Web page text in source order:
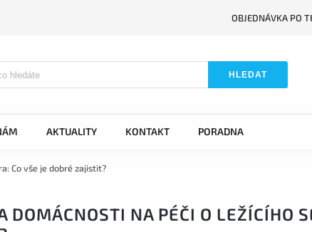
OBJEDNÁVKA PO
HLEDAT
AKTUALITY KONTAKT PORADNA
Co vše je dobré zajistit?
DOMÁCNOSTI NA PÉČI O LEŽÍCÍHO